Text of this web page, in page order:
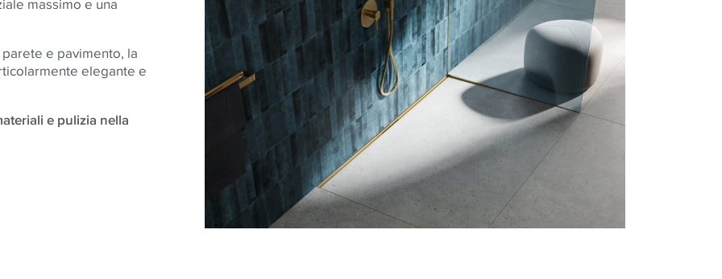
massimo e una
e pavimento, la
elegante e
e pulizia nella